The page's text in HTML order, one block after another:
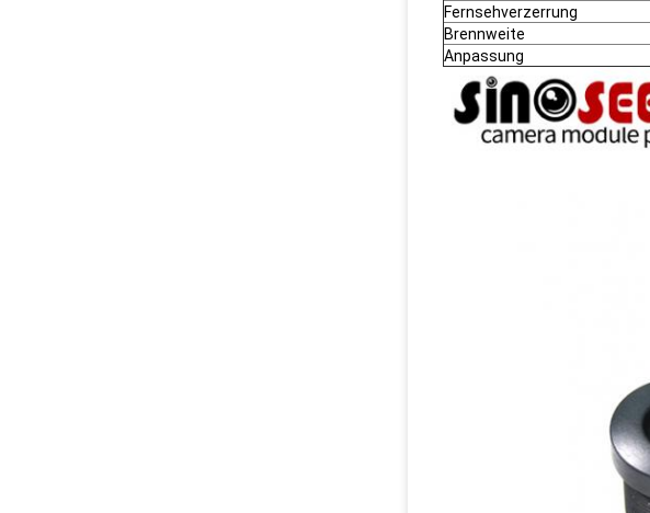
Fernsehverzerrung
Brennweite
Anpassung